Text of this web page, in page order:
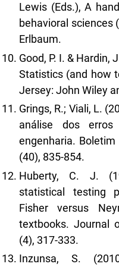
Lewis (Eds.), A
behavioral sciences
Erlbaum.
Good, P. I. & Hardin,
Statistics (and how
Jersey: John Wiley
Grings, R.; Viali, L.
análise dos
engenharia.
(40), 835-854.
Huberty, C. J.
statistical testing
Fisher versus
textbooks. Journal
(4), 317-333.
Inzunsa, S.